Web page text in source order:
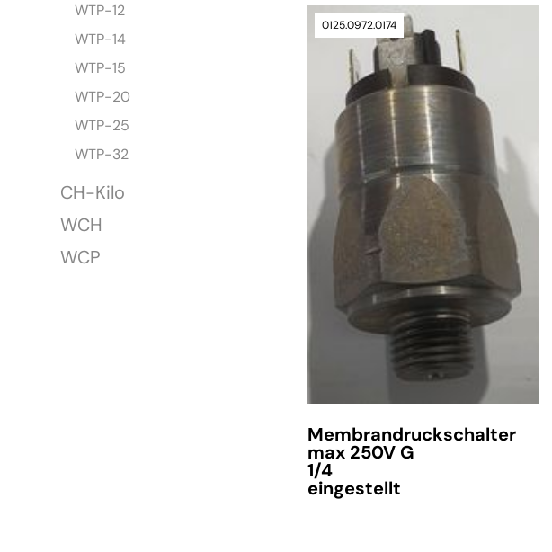
WTP-12
WTP-14
WTP-15
WTP-20
WTP-25
WTP-32
CH-Kilo
WCH
WCP
0125.0972.0174
Membrandruckschalter
max 250V G
1/4
eingestellt